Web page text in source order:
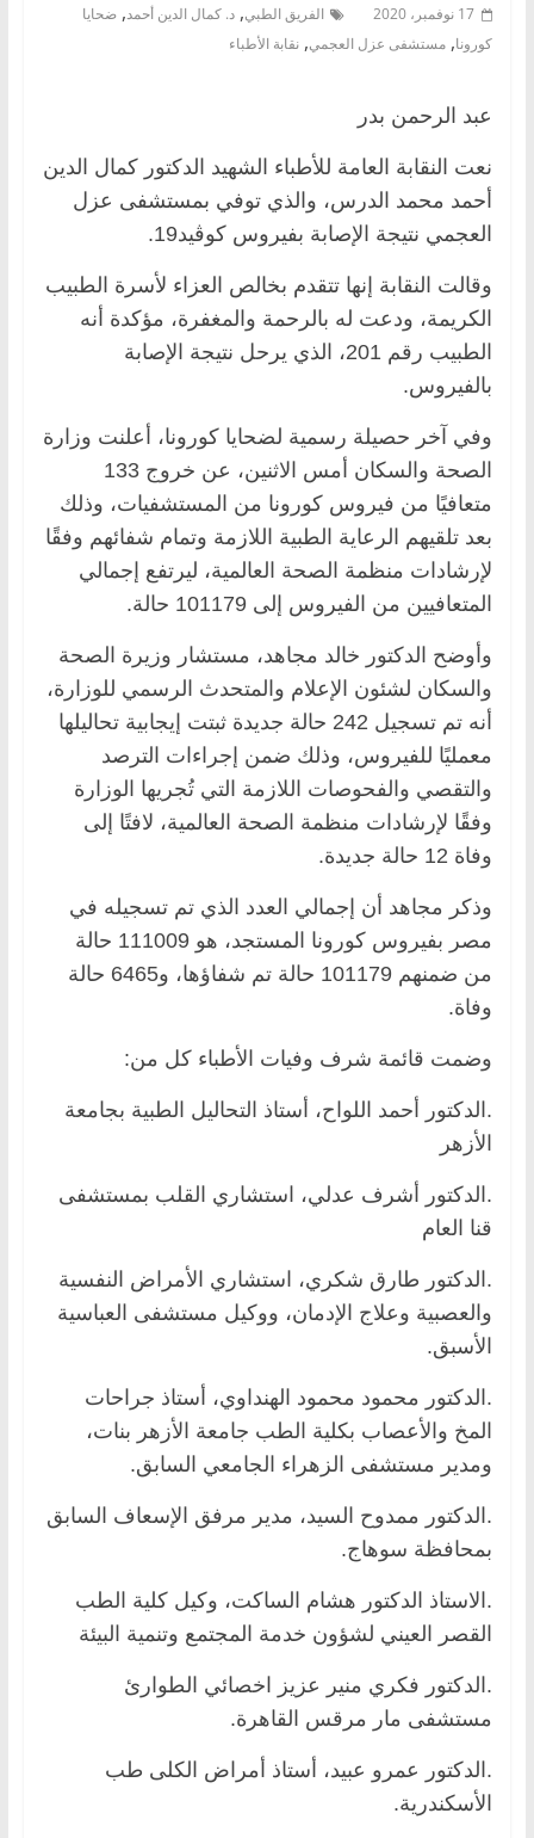
17 نوفمبر، 2020 الفريق الطبي, د. كمال الدين أحمد, ضحايا
كورونا, مستشفى عزل العجمي, نقابة الأطباء
عبد الرحمن بدر
نعت النقابة العامة للأطباء الشهيد الدكتور كمال الدين
أحمد محمد الدرس، والذي توفي بمستشفى عزل
العجمي نتيجة الإصابة بفيروس كوڤيد19.
وقالت النقابة إنها تتقدم بخالص العزاء لأسرة الطبيب
الكريمة، ودعت له بالرحمة والمغفرة، مؤكدة أنه
الطبيب رقم 201، الذي يرحل نتيجة الإصابة
بالفيروس.
وفي آخر حصيلة رسمية لضحايا كورونا، أعلنت وزارة
الصحة والسكان أمس الاثنين، عن خروج 133
متعافيًا من فيروس كورونا من المستشفيات، وذلك
بعد تلقيهم الرعاية الطبية اللازمة وتمام شفائهم وفقًا
لإرشادات منظمة الصحة العالمية، ليرتفع إجمالي
المتعافيين من الفيروس إلى 101179 حالة.
وأوضح الدكتور خالد مجاهد، مستشار وزيرة الصحة
والسكان لشئون الإعلام والمتحدث الرسمي للوزارة،
أنه تم تسجيل 242 حالة جديدة ثبتت إيجابية تحاليلها
معمليًا للفيروس، وذلك ضمن إجراءات الترصد
والتقصي والفحوصات اللازمة التي تُجريها الوزارة
وفقًا لإرشادات منظمة الصحة العالمية، لافتًا إلى
وفاة 12 حالة جديدة.
وذكر مجاهد أن إجمالي العدد الذي تم تسجيله في
مصر بفيروس كورونا المستجد، هو 111009 حالة
من ضمنهم 101179 حالة تم شفاؤها، و6465 حالة
وفاة.
وضمت قائمة شرف وفيات الأطباء كل من:
.الدكتور أحمد اللواح، أستاذ التحاليل الطبية بجامعة
الأزهر
.الدكتور أشرف عدلي، استشاري القلب بمستشفى
قنا العام
.الدكتور طارق شكري، استشاري الأمراض النفسية
والعصبية وعلاج الإدمان، ووكيل مستشفى العباسية
الأسبق.
.الدكتور محمود محمود الهنداوي، أستاذ جراحات
المخ والأعصاب بكلية الطب جامعة الأزهر بنات،
ومدير مستشفى الزهراء الجامعي السابق.
.الدكتور ممدوح السيد، مدير مرفق الإسعاف السابق
بمحافظة سوهاج.
.الاستاذ الدكتور هشام الساكت، وكيل كلية الطب
القصر العيني لشؤون خدمة المجتمع وتنمية البيئة
.الدكتور فكري منير عزيز اخصائي الطوارئ
مستشفى مار مرقس القاهرة.
.الدكتور عمرو عبيد، أستاذ أمراض الكلى طب
الأسكندرية.